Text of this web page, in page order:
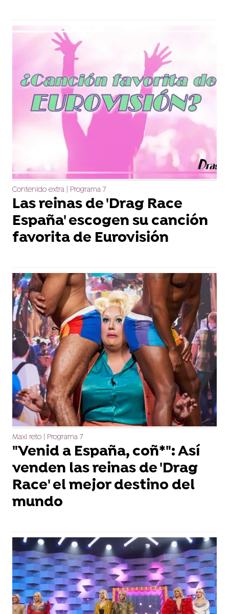
Contenido extra | Programa 7
Las reinas de 'Drag Race
España' escogen su canción
favorita de Eurovisión
Maxi reto | Programa 7
"Venid a España, coñ*": Así
venden las reinas de 'Drag
Race' el mejor destino del
mundo